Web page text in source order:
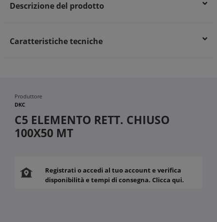
Descrizione del prodotto
Caratteristiche tecniche
Produttore
DKC
C5 ELEMENTO RETT. CHIUSO
100X50 MT
Registrati o accedi al tuo account e verifica
disponibilità e tempi di consegna. Clicca qui.